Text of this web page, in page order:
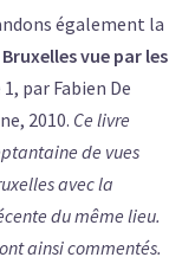
également la
Bruxelles vue par les
par Fabien De
2010. Ce livre
de vues
avec la
du même lieu.
ainsi commentés.